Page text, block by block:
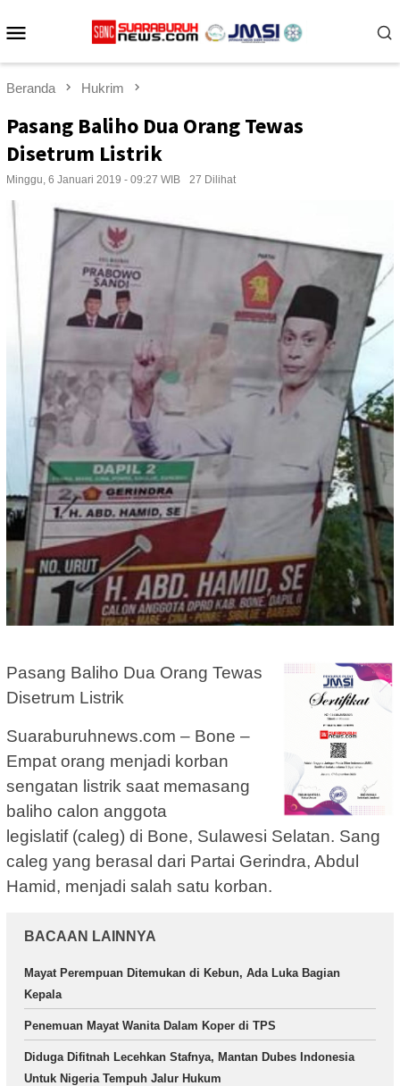
ke
Beranda Hukrim
Pasang Baliho Dua Orang Tewas
Disetrum Listrik
Minggu, 6 Januari 2019 - 09:27 WIB 27 Dilihat
Pasang Baliho Dua Orang Tewas
Disetrum Listrik
Suaraburuhnews.com – Bone –
Empat orang menjadi korban
sengatan listrik saat memasang
baliho calon anggota
legislatif (caleg) di Bone, Sulawesi Selatan. Sang
caleg yang berasal dari Partai Gerindra, Abdul
Hamid, menjadi salah satu korban.
BACAAN LAINNYA
Mayat Perempuan Ditemukan di Kebun, Ada Luka Bagian
Kepala
Penemuan Mayat Wanita Dalam Koper di TPS
Diduga Difitnah Lecehkan Stafnya, Mantan Dubes Indonesia
Untuk Nigeria Tempuh Jalur Hukum